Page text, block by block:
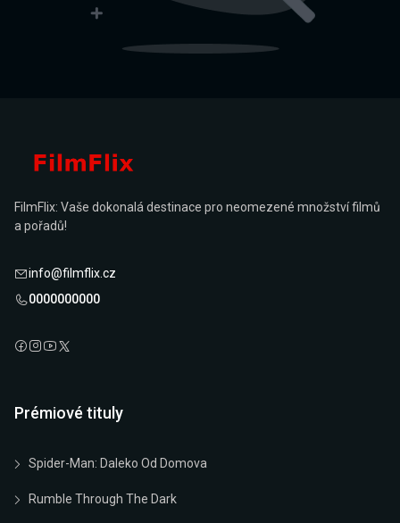
FilmFlix: Vaše dokonalá destinace pro neomezené množství filmů
a pořadů!
info@filmflix.cz
0000000000
Prémiové tituly
Spider-Man: Daleko Od Domova
Rumble Through The Dark